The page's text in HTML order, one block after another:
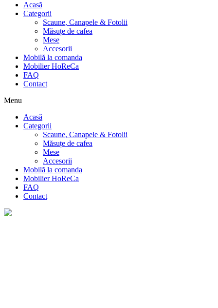
Acasă
Categorii
Scaune, Canapele & Fotolii
Măsuțe de cafea
Mese
Accesorii
Mobilă la comanda
Mobilier HoReCa
FAQ
Contact
Menu
Acasă
Categorii
Scaune, Canapele & Fotolii
Măsuțe de cafea
Mese
Accesorii
Mobilă la comanda
Mobilier HoReCa
FAQ
Contact